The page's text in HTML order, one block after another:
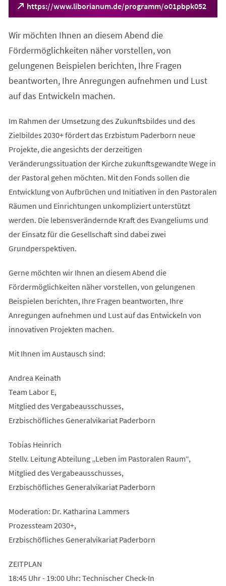
https://www.liborianum.de/programm/o01pbpk052
(Öffnet
in
neuen
Tab)
Wir möchten Ihnen an diesem Abend die
Fördermöglichkeiten näher vorstellen, von
gelungenen Beispielen berichten, Ihre Fragen
beantworten, Ihre Anregungen aufnehmen und Lust
auf das Entwickeln machen.
Im Rahmen der Umsetzung des Zukunftsbildes und des
Zielbildes 2030+ fördert das Erzbistum Paderborn neue
Projekte, die angesichts der derzeitigen
Veränderungssituation der Kirche zukunftsgewandte Wege in
der Pastoral gehen möchten. Mit den Fonds sollen die
Entwicklung von Aufbrüchen und Initiativen in den Pastoralen
Räumen und Einrichtungen unkompliziert unterstützt
werden. Die lebensverändernde Kraft des Evangeliums und
der Einsatz für die Gesellschaft sind dabei zwei
Grundperspektiven.
Gerne möchten wir Ihnen an diesem Abend die
Fördermöglichkeiten näher vorstellen, von gelungenen
Beispielen berichten, Ihre Fragen beantworten, Ihre
Anregungen aufnehmen und Lust auf das Entwickeln von
innovativen Projekten machen.
Mit Ihnen im Austausch sind:
Andrea Keinath
Team Labor E,
Mitglied des Vergabeausschusses,
Erzbischöfliches Generalvikariat Paderborn
Tobias Heinrich
Stellv. Leitung Abteilung „Leben im Pastoralen Raum“,
Mitglied des Vergabeausschusses,
Erzbischöfliches Generalvikariat Paderborn
Moderation: Dr. Katharina Lammers
Prozessteam 2030+,
Erzbischöfliches Generalvikariat Paderborn
ZEITPLAN
18:45 Uhr - 19:00 Uhr: Technischer Check-In